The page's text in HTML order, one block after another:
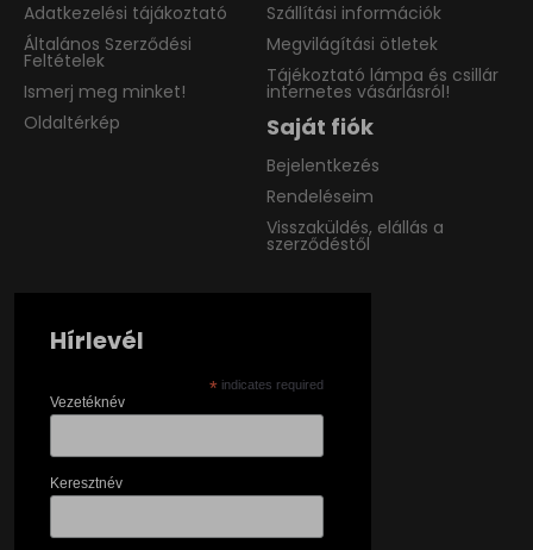
Adatkezelési tájákoztató
Általános Szerződési
Feltételek
Ismerj meg minket!
Oldaltérkép
Szállítási információk
Megvilágítási ötletek
Tájékoztató lámpa és csillár
internetes vásárlásról!
Saját fiók
Bejelentkezés
Rendeléseim
Visszaküldés, elállás a
szerződéstől
Hírlevél
* indicates required
Vezetéknév
Keresztnév